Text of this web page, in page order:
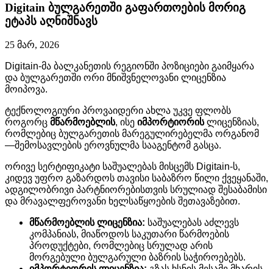
Digitain ბულგარეთში გაფართოების მორიგ
ეტაპს აღნიშნავს
25 მარ, 2026
Digitain-მა ბალკანეთის რეგიონში პოზიციები გაიმყარა
და ბულგარეთში ორი მნიშვნელოვანი ლიცენზია
მოიპოვა.
ტექნოლოგიური პროვაიდერი ახლა უკვე ფლობს
როგორც მწარმოებლის, ისე იმპორტიორის ლიცენზიას,
რომლებიც ბულგარეთის მარეგულირებელმა ორგანომ
—შემოსავლების ეროვნულმა სააგენტომ გასცა.
ორივე სერტიფიკატი საშუალებას მისცემს Digitain-ს,
კიდევ უფრო გაზარდოს თავისი საბაზრო წილი ქვეყანაში,
ადგილობრივი პარტნიორებისთვის სრულიად შესაბამისი
და მრავალფეროვანი ხელსაწყოების შეთავაზებით.
მწარმოებლის ლიცენზია: საშუალებას აძლევს
კომპანიას, მიაწოდოს საკუთარი წარმოების
პროდუქტები, რომლებიც სრულად არის
მორგებული ბულგარული ბაზრის საჭიროებებს.